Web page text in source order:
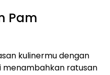
Pam
kulinermu dengan
menambahkan ratusan